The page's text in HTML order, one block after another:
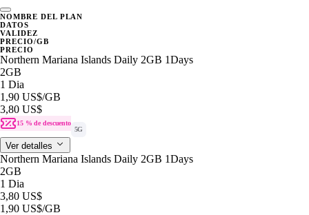
NOMBRE DEL PLAN
DATOS
VALIDEZ
PRECIO/GB
PRECIO
Northern Mariana Islands Daily 2GB 1Days
2GB
1 Dia
1,90 US$/GB
3,80 US$
15 % de descuento
5G
Ver detalles
Northern Mariana Islands Daily 2GB 1Days
2GB
1 Dia
3,80 US$
1,90 US$/GB